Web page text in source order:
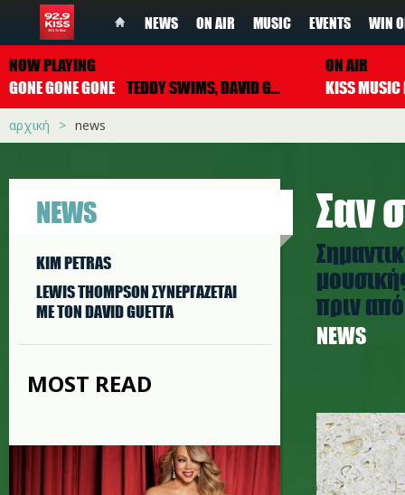
NEWS ON AIR MUSIC EVENTS WIN
NOW PLAYING
GONE GONE GONE TEDDY SWIMS, DAVID GUETTA & TONES AND I
ON AIR
αρχική news
NEWS
KIM PETRAS
LEWIS THOMPSON ΣΥΝΕΡΓAΖΕΤΑΙ
ΜΕ ΤΟΝ DAVID GUETTA
MOST READ
Σαν
πριν
NEWS